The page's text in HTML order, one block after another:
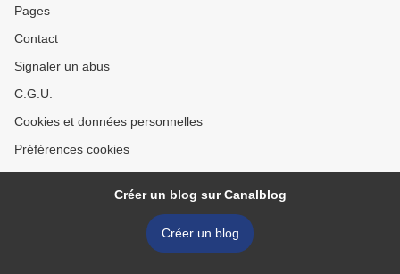
Pages
Contact
Signaler un abus
C.G.U.
Cookies et données personnelles
Préférences cookies
Créer un blog sur Canalblog
Créer un blog